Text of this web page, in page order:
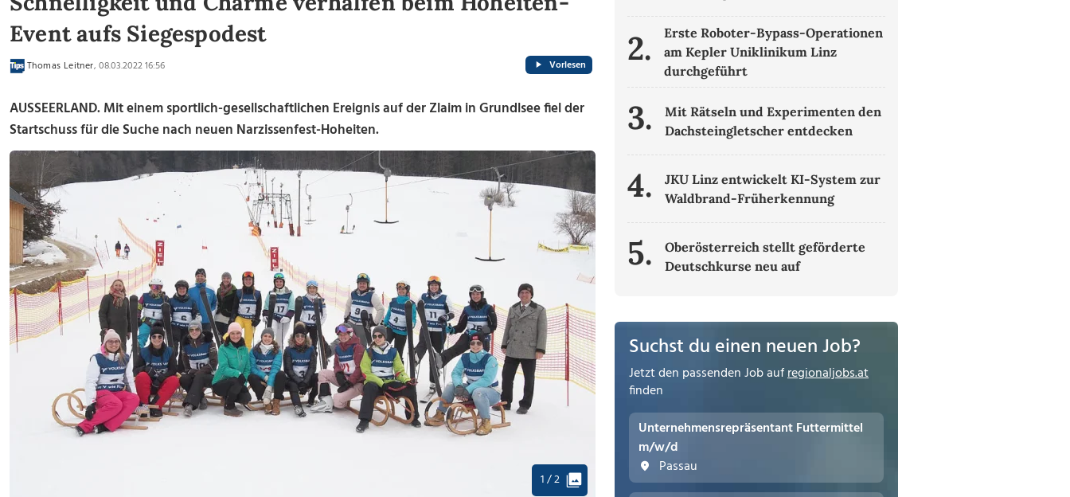
Event aufs Siegespodest
Thomas Leitner, 08.03.2022 16:56 Vorlesen
AUSSEERLAND. Mit einem sportlich-gesellschaftlichen Ereignis auf der Zlaim in Grundlsee fiel der
Startschuss für die Suche nach neuen Narzissenfest-Hoheiten.
1 / 2
2.
Erste Roboter-Bypass-Operationen
am Kepler Uniklinikum Linz
durchgeführt
3.
Mit Rätseln und Experimenten den
Dachsteingletscher entdecken
4.
JKU Linz entwickelt KI-System zur
Waldbrand-Früherkennung
5.
Oberösterreich stellt geförderte
Deutschkurse neu auf
Suchst du einen neuen Job?
Jetzt den passenden Job aufregionaljobs.at
finden
Unternehmensrepräsentant Futtermittel
m/w/d
Passau